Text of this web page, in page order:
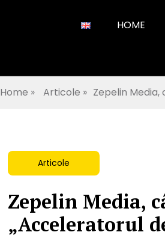
HOME
Home » Articole » Zepelin
Articole
Zepelin Media,
„Acceleratorul